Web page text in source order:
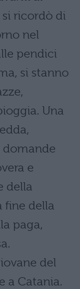
ricordò di
nel
pendici
si stanno
Una
domande
e
della
fine della
paga,
del
a Catania.